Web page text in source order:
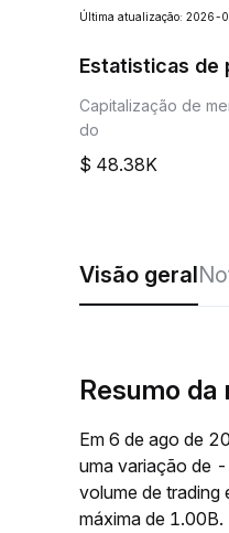
Última atualização: 2026-
Estatisticas de
Capitalização de
do
48.38K
Visão geral
Resumo
Em 6 de ago de
uma variação de
volume de
máxima de